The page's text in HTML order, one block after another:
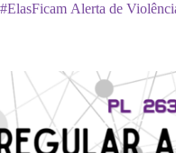
#ElasFicam Alerta de